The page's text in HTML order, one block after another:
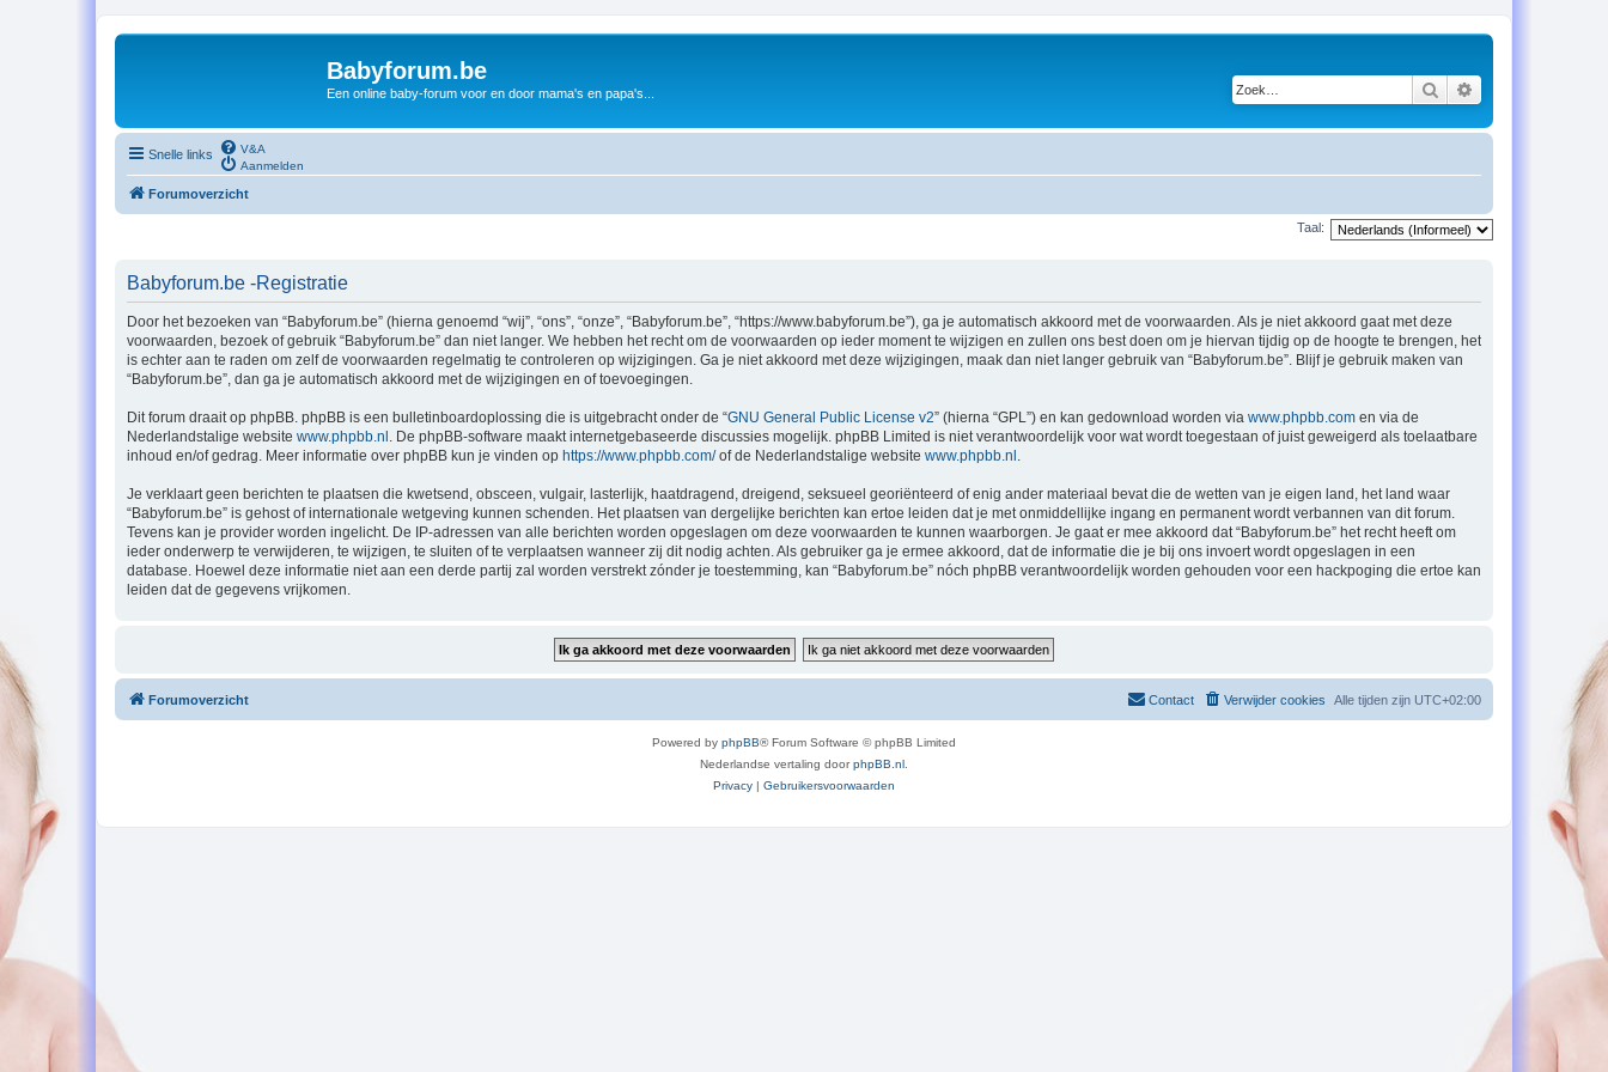
Babyforum.be
Een online baby-forum voor en door mama's en papa's... Zoek
Snelle links
V&A
Aanmelden
Forumoverzicht
Taal:
Babyforum.be -Registratie
Door het bezoeken van “Babyforum.be” (hierna genoemd “wij”, “ons”, “onze”, “Babyforum.be”, “https://www.babyforum.be”), ga je automatisch akkoord met de voorwaarden. Als je niet akkoord gaat met deze
voorwaarden, bezoek of gebruik “Babyforum.be” dan niet langer. We hebben het recht om de voorwaarden op ieder moment te wijzigen en zullen ons best doen om je hiervan tijdig op de hoogte te brengen, het
is echter aan te raden om zelf de voorwaarden regelmatig te controleren op wijzigingen. Ga je niet akkoord met deze wijzigingen, maak dan niet langer gebruik van “Babyforum.be”. Blijf je gebruik maken van
“Babyforum.be”, dan ga je automatisch akkoord met de wijzigingen en of toevoegingen.
Dit forum draait op phpBB. phpBB is een bulletinboardoplossing die is uitgebracht onder de “GNU General Public License v2” (hierna “GPL”) en kan gedownload worden via www.phpbb.com en via de
Nederlandstalige website www.phpbb.nl . De phpBB-software maakt internetgebaseerde discussies mogelijk. phpBB Limited is niet verantwoordelijk voor wat wordt toegestaan of juist geweigerd als toelaatbare
inhoud en/of gedrag. Meer informatie over phpBB kun je vinden op https://www.phpbb.com/of de Nederlandstalige website www.phpbb.nl .
Je verklaart geen berichten te plaatsen die kwetsend, obsceen, vulgair, lasterlijk, haatdragend, dreigend, seksueel georiënteerd of enig ander materiaal bevat die de wetten van je eigen land, het land waar
“Babyforum.be” is gehost of internationale wetgeving kunnen schenden. Het plaatsen van dergelijke berichten kan ertoe leiden dat je met onmiddellijke ingang en permanent wordt verbannen van dit forum.
Tevens kan je provider worden ingelicht. De IP-adressen van alle berichten worden opgeslagen om deze voorwaarden te kunnen waarborgen. Je gaat er mee akkoord dat “Babyforum.be” het recht heeft om
ieder onderwerp te verwijderen, te wijzigen, te sluiten of te verplaatsen wanneer zij dit nodig achten. Als gebruiker ga je ermee akkoord, dat de informatie die je bij ons invoert wordt opgeslagen in een
database. Hoewel deze informatie niet aan een derde partij zal worden verstrekt zónder je toestemming, kan “Babyforum.be” nóch phpBB verantwoordelijk worden gehouden voor een hackpoging die ertoe kan
leiden dat de gegevens vrijkomen.
Forumoverzicht Alle tijden zijn UTC+02:00
Verwijder cookies
Contact
Powered by phpBB® Forum Software © phpBB Limited
Nederlandse vertaling doorphpBB.nl
Privacy | Gebruikersvoorwaarden